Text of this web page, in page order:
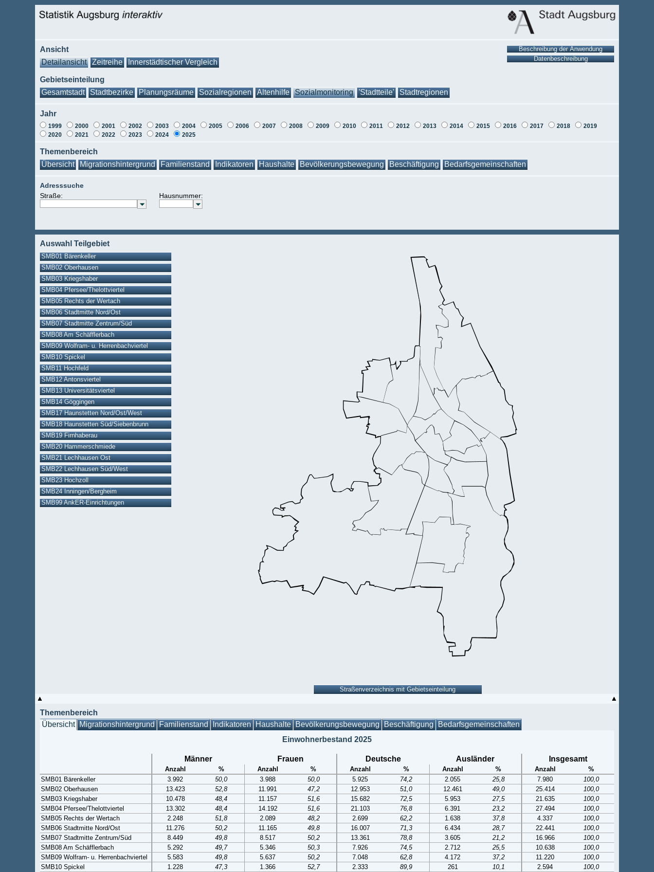
Ansicht
Detailansicht
Zeitreihe Innerstädtischer Vergleich
Gebietseinteilung
Gesamtstadt
Stadtbezirke Planungsräume Sozialregionen Altenhilfe Sozialmonitoring 'Stadtteile' Stadtregionen
Jahr
1999 2000 2001 2002 2003 2004 2005 2006 2007 2008 2009 2010 2011 2012 2013 2014 2015 2016 2017 2018
2019
2020
2021 2022 2023 2024 2025
Themenbereich
Übersicht
Migrationshintergrund Familienstand Indikatoren Haushalte Bevölkerungsbewegung Beschäftigung Bedarfsgemeinschaften
Adresssuche
Straße:
Hausnummer:
Auswahl Teilgebiet
SMB01 Bärenkeller
SMB02 Oberhausen
SMB03 Kriegshaber
SMB04 Pfersee/Thelottviertel
SMB05 Rechts der Wertach
SMB06 Stadtmitte Nord/Ost
SMB07 Stadtmitte Zentrum/Süd
SMB08 Am Schäfflerbach
SMB09 Wolfram- u. Herrenbachviertel
SMB10 Spickel
SMB11 Hochfeld
SMB12 Antonsviertel
SMB13 Universitätsviertel
SMB14 Göggingen
SMB17 Haunstetten Nord/Ost/West
SMB18 Haunstetten Süd/Siebenbrunn
SMB19 Firnhaberau
SMB20 Hammerschmiede
SMB21 Lechhausen Ost
SMB22 Lechhausen Süd/West
SMB23 Hochzoll
SMB24 Inningen/Bergheim
SMB99 AnkER-Einrichtungen
Themenbereich
Übersicht Migrationshintergrund Familienstand Indikatoren Haushalte Bevölkerungsbewegung Beschäftigung Bedarfsgemeinschaften
Einwohnerbestand 2025
Männer Frauen Deutsche Ausländer Insgesamt
Anzahl % Anzahl % Anzahl % Anzahl % Anzahl
%
SMB01 Bärenkeller
3.992 50,0 3.988 50,0 5.925 74,2 2.055 25,8 7.980
100,0
SMB02 Oberhausen
13.423 52,8 11.991 47,2 12.953 51,0 12.461 49,0 25.414
100,0
SMB03 Kriegshaber
10.478 48,4 11.157 51,6 15.682 72,5 5.953 27,5 21.635
100,0
SMB04 Pfersee/Thelottviertel
13.302 48,4 14.192 51,6 21.103 76,8 6.391 23,2 27.494
100,0
SMB05 Rechts der Wertach
2.248 51,8 2.089 48,2 2.699 62,2 1.638 37,8 4.337
100,0
SMB06 Stadtmitte Nord/Ost
11.276 50,2 11.165 49,8 16.007 71,3 6.434 28,7 22.441
100,0
SMB07 Stadtmitte Zentrum/Süd
8.449 49,8 8.517 50,2 13.361 78,8 3.605 21,2 16.966
100,0
SMB08 Am Schäfflerbach
5.292 49,7 5.346 50,3 7.926 74,5 2.712 25,5 10.638
100,0
SMB09 Wolfram- u. Herrenbachviertel
5.583 49,8 5.637 50,2 7.048 62,8 4.172 37,2 11.220
100,0
SMB10 Spickel
1.228 47,3 1.366 52,7 2.333 89,9 261 10,1 2.594 100,0